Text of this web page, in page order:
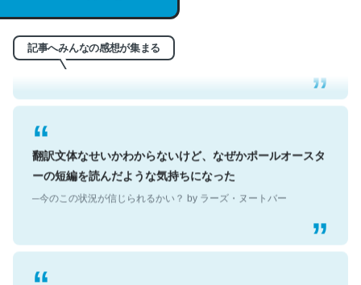
記事へみんなの感想が集まる
う。英語少しでも読める人は原文もお勧め。自分はこの流
れ好き。Let’s Fucking Go. Then Covid hit. Shit.
─今のこの状況が信じられるかい？ by ラーズ・ヌートバー
翻訳文体なせいかわからないけど、なぜかポールオースタ
ーの短編を読んだような気持ちになった
─今のこの状況が信じられるかい？ by ラーズ・ヌートバー